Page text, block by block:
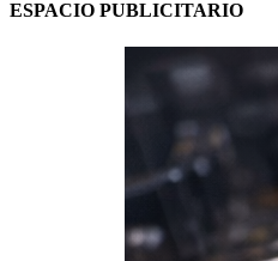
ESPACIO PUBLICITARIO